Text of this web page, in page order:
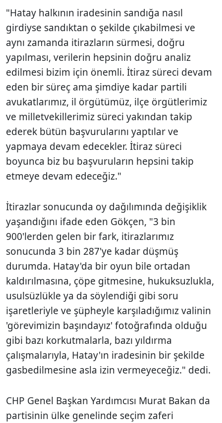
"Hatay halkının iradesinin sandığa nasıl
girdiyse sandıktan o şekilde çıkabilmesi ve
aynı zamanda itirazların sürmesi, doğru
yapılması, verilerin hepsinin doğru analiz
edilmesi bizim için önemli. İtiraz süreci devam
eden bir süreç ama şimdiye kadar partili
avukatlarımız, il örgütümüz, ilçe örgütlerimiz
ve milletvekillerimiz süreci yakından takip
ederek bütün başvurularını yaptılar ve
yapmaya devam edecekler. İtiraz süreci
boyunca biz bu başvuruların hepsini takip
etmeye devam edeceğiz."
İtirazlar sonucunda oy dağılımında değişiklik
yaşandığını ifade eden Gökçen, "3 bin
900'lerden gelen bir fark, itirazlarımız
sonucunda 3 bin 287'ye kadar düşmüş
durumda. Hatay'da bir oyun bile ortadan
kaldırılmasına, çöpe gitmesine, hukuksuzlukla,
usulsüzlükle ya da söylendiği gibi soru
işaretleriyle ve şüpheyle karşıladığımız valinin
'görevimizin başındayız' fotoğrafında olduğu
gibi bazı korkutmalarla, bazı yıldırma
çalışmalarıyla, Hatay'ın iradesinin bir şekilde
gasbedilmesine asla izin vermeyeceğiz." dedi.
CHP Genel Başkan Yardımcısı Murat Bakan da
partisinin ülke genelinde seçim zaferi